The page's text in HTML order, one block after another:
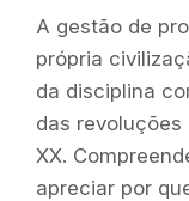
A gestão de
própria
da disciplina
das
XX.
apreciar por